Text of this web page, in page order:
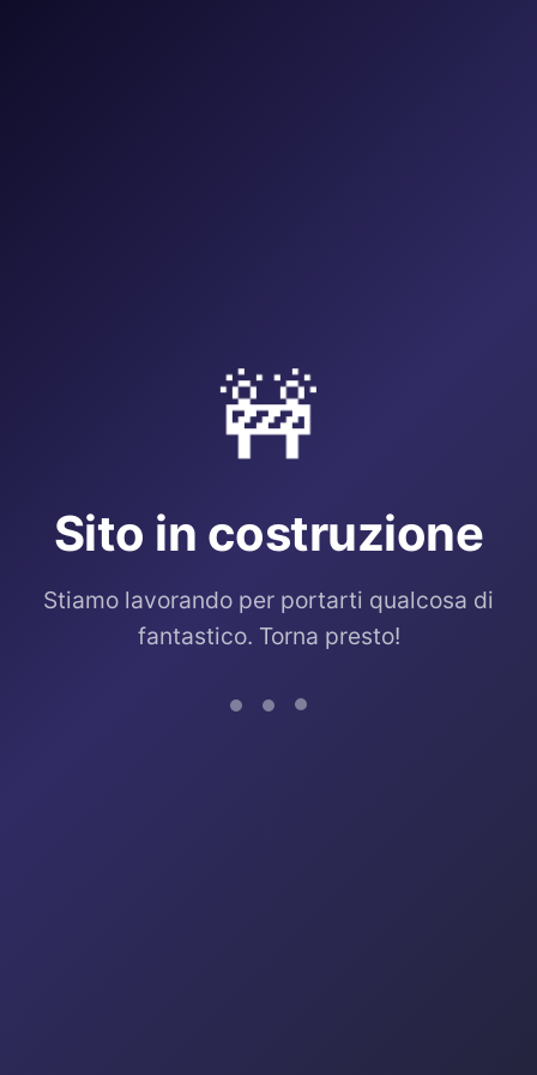
🚧
Sito in costruzione
Stiamo lavorando per portarti qualcosa di
fantastico. Torna presto!